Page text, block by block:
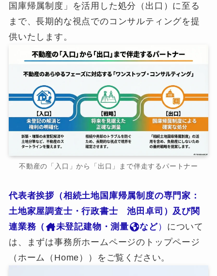
国庫帰属制度」を活用した処分（出口）に至る
まで、長期的な視点でのコンサルティングを提
供いたします。
不動産の「入口」から「出口」まで伴走するパートナー
代表者挨拶（相続土地国庫帰属制度の専門家：
土地家屋調査士・行政書士 池田卓司）及び関
連業務（
未登記建物・測量 など） について
は、まずは事務所ホームページのトップページ
（ホーム（Home））をご覧ください。